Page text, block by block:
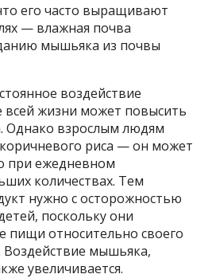
его часто выращивают
— влажная почва
мышьяка из почвы
воздействие
жизни может повысить
Однако взрослым людям
коричневого риса — он может
при ежедневном
количествах. Тем
нужно с осторожностью
поскольку они
пищи относительно своего
Воздействие мышьяка,
увеличивается.